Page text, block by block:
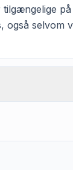
tilgængelige
også selvom